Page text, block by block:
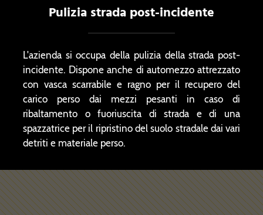
Pulizia strada post-incidente
L'azienda si occupa della pulizia della strada post-
incidente. Dispone anche di automezzo attrezzato
con vasca scarrabile e ragno per il recupero del
carico perso dai mezzi pesanti in caso di
ribaltamento o fuoriuscita di strada e di una
spazzatrice per il ripristino del suolo stradale dai vari
detriti e materiale perso.